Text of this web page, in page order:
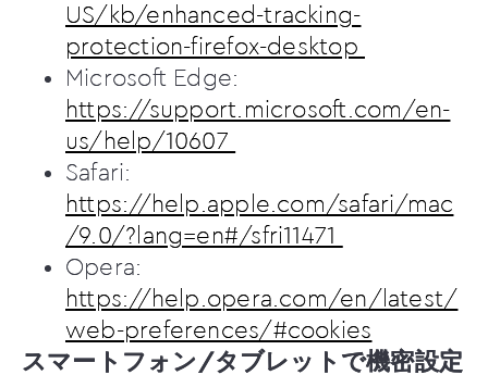
US/kb/enhanced-tracking-
protection-firefox-desktop
Microsoft Edge:
https://support.microsoft.com/en-
us/help/10607
Safari:
https://help.apple.com/safari/mac
/9.0/?lang=en#/sfri11471
Opera:
https://help.opera.com/en/latest/
web-preferences/#cookies
スマートフォン/タブレットで機密設定